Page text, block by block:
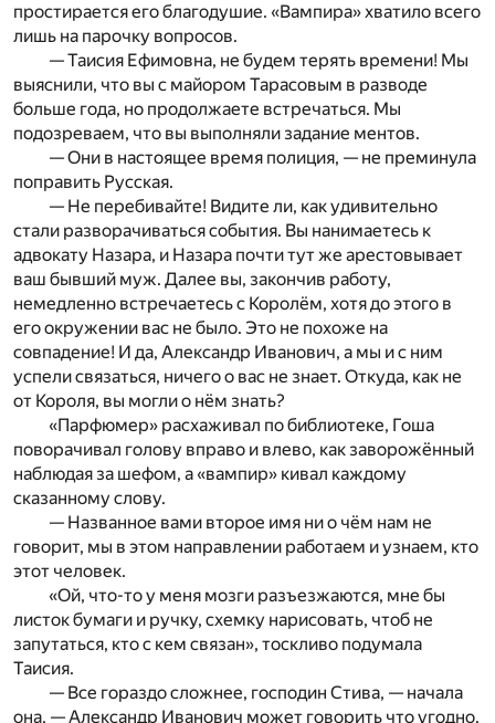
простирается его благодушие. «Вампира» хватило всего
лишь на парочку вопросов.
— Таисия Ефимовна, не будем терять времени! Мы
выяснили, что вы с майором Тарасовым в разводе
больше года, но продолжаете встречаться. Мы
подозреваем, что вы выполняли задание ментов.
— Они в настоящее время полиция, — не преминула
поправить Русская.
— Не перебивайте! Видите ли, как удивительно
стали разворачиваться события. Вы нанимаетесь к
адвокату Назара, и Назара почти тут же арестовывает
ваш бывший муж. Далее вы, закончив работу,
немедленно встречаетесь с Королём, хотя до этого в
его окружении вас не было. Это не похоже на
совпадение! И да, Александр Иванович, а мы и с ним
успели связаться, ничего о вас не знает. Откуда, как не
от Короля, вы могли о нём знать?
«Парфюмер» расхаживал по библиотеке, Гоша
поворачивал голову вправо и влево, как заворожённый
наблюдая за шефом, а «вампир» кивал каждому
сказанному слову.
— Названное вами второе имя ни о чём нам не
говорит, мы в этом направлении работаем и узнаем, кто
этот человек.
«Ой, что-то у меня мозги разъезжаются, мне бы
листок бумаги и ручку, схемку нарисовать, чтоб не
запутаться, кто с кем связан», тоскливо подумала
Таисия.
— Все гораздо сложнее, господин Стива, — начала
она, — Александр Иванович может говорить что угодно.